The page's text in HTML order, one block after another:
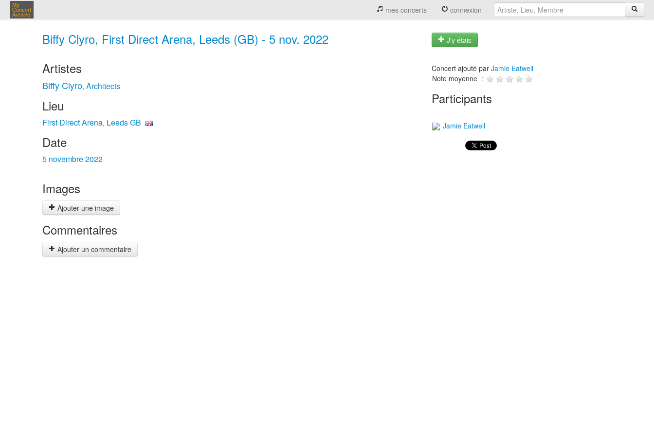
My
Concert
Archive
mes concerts connexion
Biffy Clyro, First Direct Arena, Leeds (GB) - 5 nov. 2022 J'y étais
Artistes
Biffy Clyro, Architects
Lieu
First Direct Arena, Leeds GB
Date
5 novembre 2022
Images
Ajouter une image
Commentaires
Ajouter un commentaire
Concert ajouté par Jamie Eatwell
Note moyenne :
Participants
Jamie Eatwell